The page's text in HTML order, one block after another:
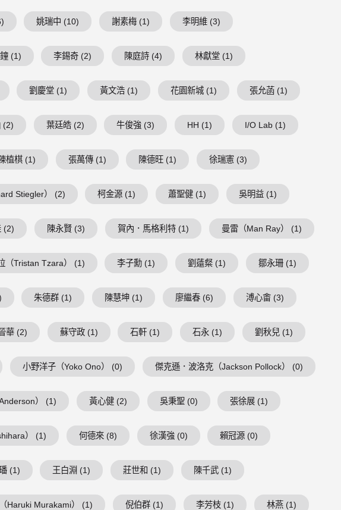
姚瑞中 (10) 謝素梅 (1) 李明維 (3)
(1) 李錫奇 (2) 陳庭詩 (4) 林獻堂 (1)
劉慶堂 (1) 黃文浩 (1) 花園新城 (1) 張允菡 (1)
(2) 葉廷皓 (2) 牛俊強 (3) HH (1) I/O Lab (1)
植棋 (1) 張萬傳 (1) 陳德旺 (1) 徐瑞憲 (3)
Stiegler） (2) 柯金源 (1) 蕭聖健 (1) 吳明益 (1)
(2) 陳永賢 (3) 賀內．馬格利特 (1) 曼雷（Man Ray） (1)
（Tristan Tzara） (1) 李子勳 (1) 劉薳粲 (1) 鄒永珊 (1)
朱德群 (1) 陳慧坤 (1) 廖繼春 (6) 溥心畬 (3)
華 (2) 蘇守政 (1) 石軒 (1) 石永 (1) 劉秋兒 (1)
小野洋子（Yoko Ono） (0) 傑克遜．波洛克（Jackson Pollock） (0)
） (1) 黃心健 (2) 吳秉聖 (0) 張徐展 (1)
） (1) 何德來 (8) 徐漢強 (0) 賴冠源 (0)
(1) 王白淵 (1) 莊世和 (1) 陳千武 (1)
Haruki Murakami） (1) 倪伯群 (1) 李芳枝 (1) 林燕 (1)